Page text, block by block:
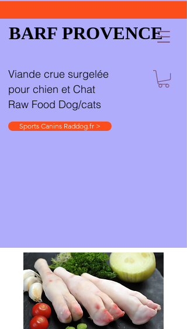
BARF PROVENCE
Viande crue surgelée
pour chien et Chat
Raw Food Dog/cats
Sports Canins Raddog.fr >